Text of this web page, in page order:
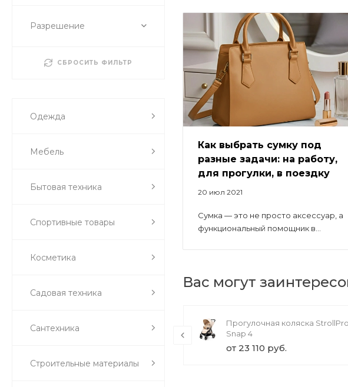
Разрешение
СБРОСИТЬ ФИЛЬТР
Одежда
Мебель
Бытовая техника
Спортивные товары
Косметика
Садовая техника
Сантехника
Строительные материалы
Как выбрать сумку под
разные задачи: на работу,
для прогулки, в поездку
20 июл 2021
Сумка — это не просто аксессуар, а
функциональный помощник в...
Вас могут
TechInnovate UE55MU7000U (товар
с набором)
Прогулочная коляска StrollPro
Snap 4
от 23 110 руб.